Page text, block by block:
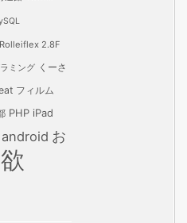
Rolleiflex 2.8F
ミング くーさ
フィルム
PHP iPad
android お